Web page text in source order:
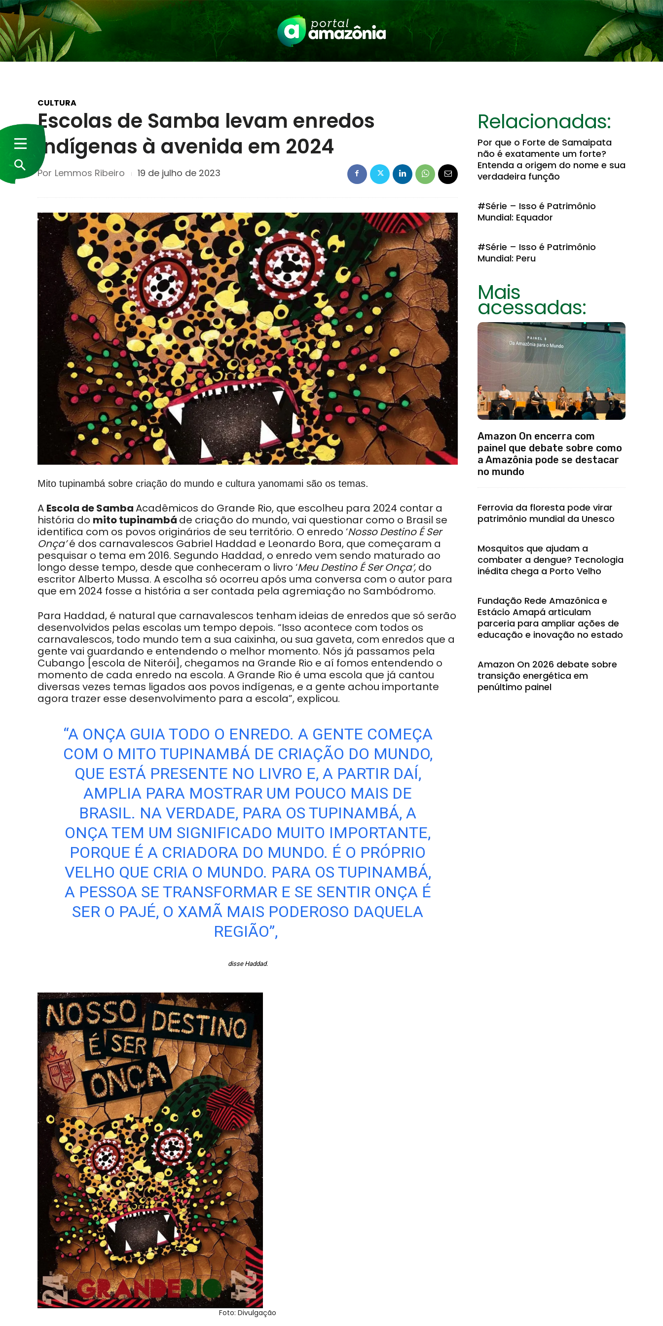
CULTURA
Escolas de Samba levam enredos
indígenas à avenida em 2024
Por Lemmos Ribeiro 19 de julho de 2023
Mito tupinambá sobre criação do mundo e cultura yanomami são os temas.
A Escola de SambaAcadêmicos do Grande Rio, que escolheu para 2024 contar a
história do mito tupinambá de criação do mundo, vai questionar como o Brasil se
identifica com os povos originários de seu território. O enredo ‘Nosso Destino É Ser
Onça’é dos carnavalescos Gabriel Haddad e Leonardo Bora, que começaram a
pesquisar o tema em 2016. Segundo Haddad, o enredo vem sendo maturado ao
longo desse tempo, desde que conheceram o livro ‘Meu Destino É Ser Onça’, do
escritor Alberto Mussa. A escolha só ocorreu após uma conversa com o autor para
que em 2024 fosse a história a ser contada pela agremiação no Sambódromo.
Para Haddad, é natural que carnavalescos tenham ideias de enredos que só serão
desenvolvidos pelas escolas um tempo depois. “Isso acontece com todos os
carnavalescos, todo mundo tem a sua caixinha, ou sua gaveta, com enredos que a
gente vai guardando e entendendo o melhor momento. Nós já passamos pela
Cubango [escola de Niterói], chegamos na Grande Rio e aí fomos entendendo o
momento de cada enredo na escola. A Grande Rio é uma escola que já cantou
diversas vezes temas ligados aos povos indígenas, e a gente achou importante
agora trazer esse desenvolvimento para a escola”, explicou.
“A ONÇA GUIA TODO O ENREDO. A GENTE COMEÇA
COM O MITO TUPINAMBÁ DE CRIAÇÃO DO MUNDO,
QUE ESTÁ PRESENTE NO LIVRO E, A PARTIR DAÍ,
AMPLIA PARA MOSTRAR UM POUCO MAIS DE
BRASIL. NA VERDADE, PARA OS TUPINAMBÁ, A
ONÇA TEM UM SIGNIFICADO MUITO IMPORTANTE,
PORQUE É A CRIADORA DO MUNDO. É O PRÓPRIO
VELHO QUE CRIA O MUNDO. PARA OS TUPINAMBÁ,
A PESSOA SE TRANSFORMAR E SE SENTIR ONÇA É
SER O PAJÉ, O XAMÃ MAIS PODEROSO DAQUELA
REGIÃO”,
disse Haddad.
Foto: Divulgação
Relacionadas:
Por que o Forte de Samaipata
não é exatamente um forte?
Entenda a origem do nome e sua
verdadeira função
#Série – Isso é Patrimônio
Mundial: Equador
#Série – Isso é Patrimônio
Mundial: Peru
Mais
acessadas:
Amazon On encerra com
painel que debate sobre como
a Amazônia pode se destacar
no mundo
Ferrovia da floresta pode virar
patrimônio mundial da Unesco
Mosquitos que ajudam a
combater a dengue? Tecnologia
inédita chega a Porto Velho
Fundação Rede Amazônica e
Estácio Amapá articulam
parceria para ampliar ações de
educação e inovação no estado
Amazon On 2026 debate sobre
transição energética em
penúltimo painel